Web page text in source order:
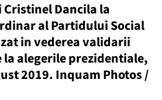
Cristinel Dancila la
al Partidului Social
in vederea validarii
alegerile prezidentiale,
2019. Inquam Photos /